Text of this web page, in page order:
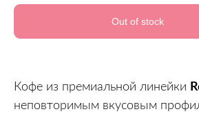
Out of stock
Кофе из премиальной линейки
неповторимым вкусовым